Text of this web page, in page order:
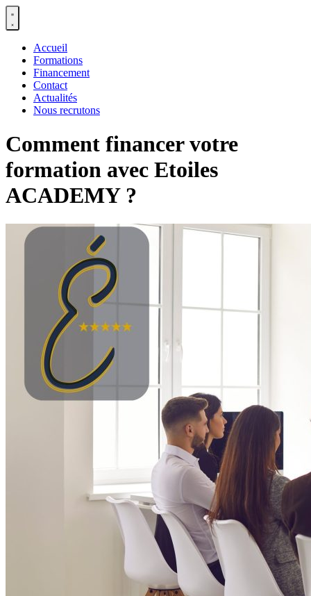
Accueil
Formations
Financement
Contact
Actualités
Nous recrutons
Comment financer votre
formation avec Etoiles
ACADEMY ?
Panneau de gestion des cookies